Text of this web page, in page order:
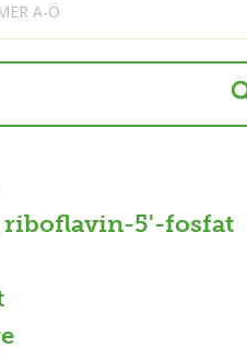
A-Ö
5'-fosfat